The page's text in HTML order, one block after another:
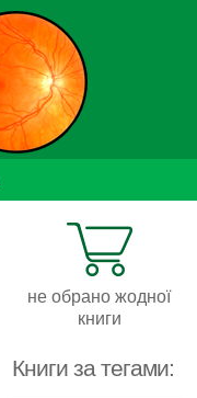
не обрано жодної
книги
Книги за тегами: